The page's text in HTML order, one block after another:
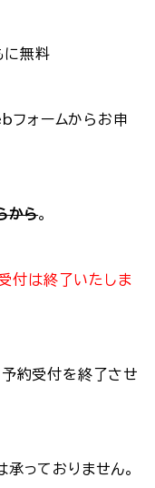
無料
フォームからお申
から。
は終了いたしま
付を終了させ
おりません。